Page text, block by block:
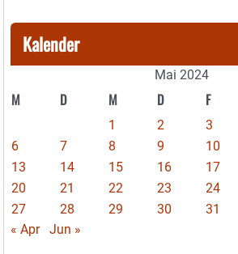
Kalender
Mai 2024
M D M D F
1 2 3
6
7 8 9 10
13
14 15 16 17
20
21 22 23 24
27
28 29 30
31
« Apr
Jun »